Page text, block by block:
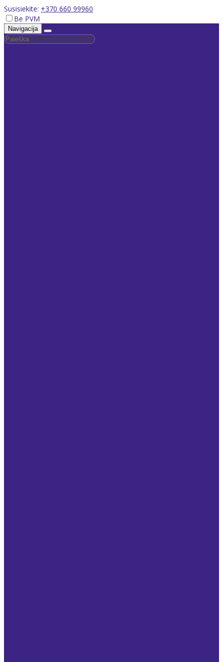
Susisiekite: +370 660 99960
Be PVM
Navigacija